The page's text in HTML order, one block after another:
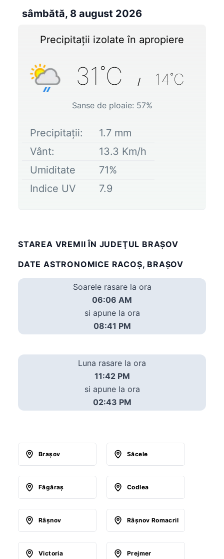
sâmbătă, 8 august 2026
Precipitații izolate în apropiere
31˚C / 14˚C
Sanse de ploaie: 57%
Precipitații: 1.7 mm
Vânt:
13.3 Km/h
Umiditate
71%
Indice UV
7.9
STAREA VREMII ÎN JUDEŢUL BRAȘOV
DATE ASTRONOMICE RACOŞ, BRAȘOV
Soarele rasare la ora
06:06 AM
si apune la ora
08:41 PM
Luna rasare la ora
11:42 PM
si apune la ora
02:43 PM
Braşov Săcele
Făgăraş Codlea
Râşnov Râşnov Romacril
Victoria Prejmer